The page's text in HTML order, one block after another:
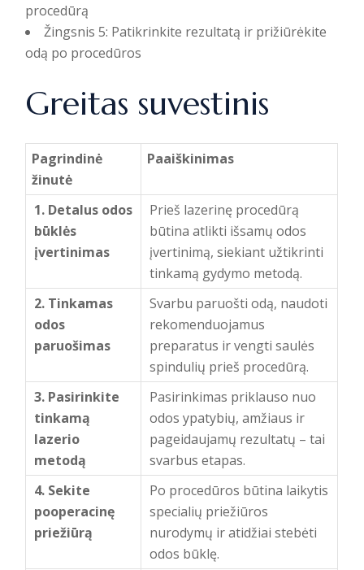
procedūrą
Žingsnis 5: Patikrinkite rezultatą ir prižiūrėkite
odą po procedūros
Greitas suvestinis
Pagrindinė
žinutė
Paaiškinimas
1. Detalus odos
būklės
įvertinimas
Prieš lazerinę procedūrą
būtina atlikti išsamų odos
įvertinimą, siekiant užtikrinti
tinkamą gydymo metodą.
2. Tinkamas
odos
paruošimas
Svarbu paruošti odą, naudoti
rekomenduojamus
preparatus ir vengti saulės
spindulių prieš procedūrą.
3. Pasirinkite
tinkamą
lazerio
metodą
Pasirinkimas priklauso nuo
odos ypatybių, amžiaus ir
pageidaujamų rezultatų – tai
svarbus etapas.
4. Sekite
pooperacinę
priežiūrą
Po procedūros būtina laikytis
specialių priežiūros
nurodymų ir atidžiai stebėti
odos būklę.